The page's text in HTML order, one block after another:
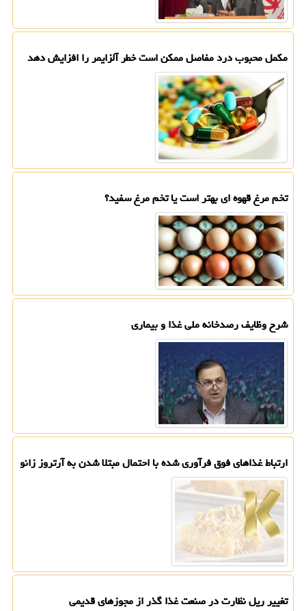
مکمل محبوب درد مفاصل ممکن است خطر آلزایمر را افزایش دهد
تخم مرغ قهوه ای بهتر است یا تخم مرغ سفید؟
شرح وظایف رصدخانه ملی غذا و بیماری
ارتباط غذاهای فوق فرآوری شده با احتمال مبتلا شدن به آرتروز زانو
تغییر ریل نظارت در صنعت غذا گذر از مجوزهای قدیمی